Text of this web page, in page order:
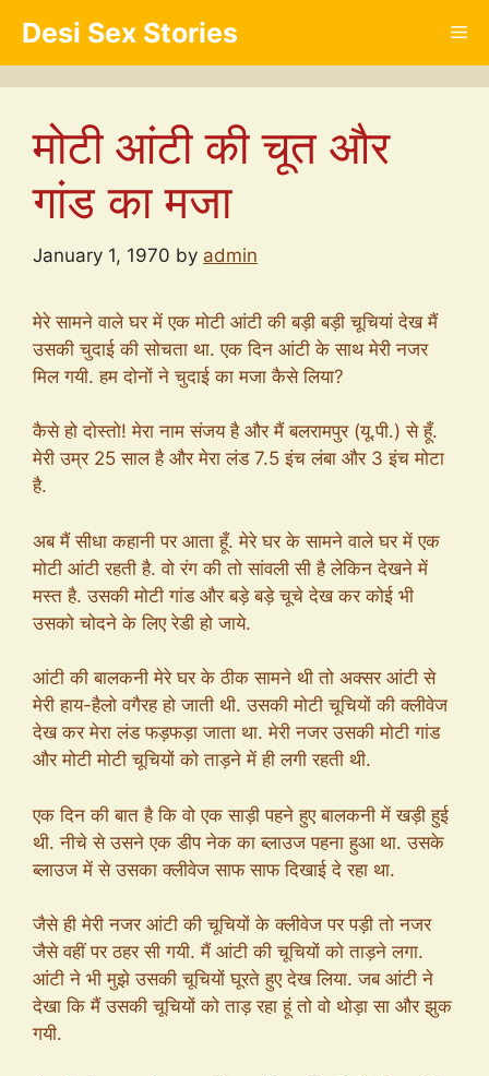
content
Desi Sex Stories
मोटी आंटी की चूत और
गांड का मजा
January 1, 1970 by admin
मेरे सामने वाले घर में एक मोटी आंटी की बड़ी बड़ी चूचियां देख मैं
उसकी चुदाई की सोचता था. एक दिन आंटी के साथ मेरी नजर
मिल गयी. हम दोनों ने चुदाई का मजा कैसे लिया?
कैसे हो दोस्तो! मेरा नाम संजय है और मैं बलरामपुर (यू.पी.) से हूँ.
मेरी उम्र 25 साल है और मेरा लंड 7.5 इंच लंबा और 3 इंच मोटा
है.
अब मैं सीधा कहानी पर आता हूँ. मेरे घर के सामने वाले घर में एक
मोटी आंटी रहती है. वो रंग की तो सांवली सी है लेकिन देखने में
मस्त है. उसकी मोटी गांड और बड़े बड़े चूचे देख कर कोई भी
उसको चोदने के लिए रेडी हो जाये.
आंटी की बालकनी मेरे घर के ठीक सामने थी तो अक्सर आंटी से
मेरी हाय-हैलो वगैरह हो जाती थी. उसकी मोटी चूचियों की क्लीवेज
देख कर मेरा लंड फड़फड़ा जाता था. मेरी नजर उसकी मोटी गांड
और मोटी मोटी चूचियों को ताड़ने में ही लगी रहती थी.
एक दिन की बात है कि वो एक साड़ी पहने हुए बालकनी में खड़ी हुई
थी. नीचे से उसने एक डीप नेक का ब्लाउज पहना हुआ था. उसके
ब्लाउज में से उसका क्लीवेज साफ साफ दिखाई दे रहा था.
जैसे ही मेरी नजर आंटी की चूचियों के क्लीवेज पर पड़ी तो नजर
जैसे वहीं पर ठहर सी गयी. मैं आंटी की चूचियों को ताड़ने लगा.
आंटी ने भी मुझे उसकी चूचियों घूरते हुए देख लिया. जब आंटी ने
देखा कि मैं उसकी चूचियों को ताड़ रहा हूं तो वो थोड़ा सा और झुक
गयी.